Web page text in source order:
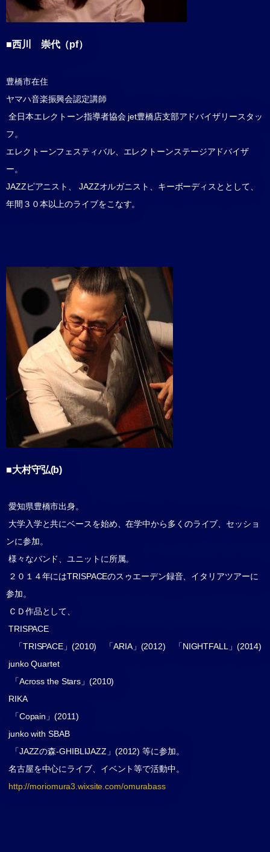
■西川 崇代（pf）
豊橋市在住
ヤマハ音楽振興会認定講師
全日本エレクトーン指導者協会 jet豊橋店支部アドバイザリースタッ
フ。
エレクトーンフェスティバル、エレクトーンステージアドバイザ
ー。
JAZZピアニスト、 JAZZオルガニスト、キーボーディスととして、
年間３０本以上のライブをこなす。
■大村守弘(b)
愛知県豊橋市出身。
大学入学と共にベースを始め、在学中から多くのライブ、セッショ
ンに参加。
様々なバンド、ユニットに所属。
２０１４年にはTRISPACEのスゥエーデン録音、イタリアツアーに
参加。
ＣＤ作品として、
TRISPACE
「TRISPACE」(2010) 「ARIA」(2012) 「NIGHTFALL」(2014)
junko Quartet
「Across the Stars」(2010)
RIKA
「Copain」(2011)
junko with SBAB
「JAZZの森-GHIBLIJAZZ」(2012) 等に参加。
名古屋を中心にライブ、イベント等で活動中。
http://moriomura3.wixsite.com/omurabass